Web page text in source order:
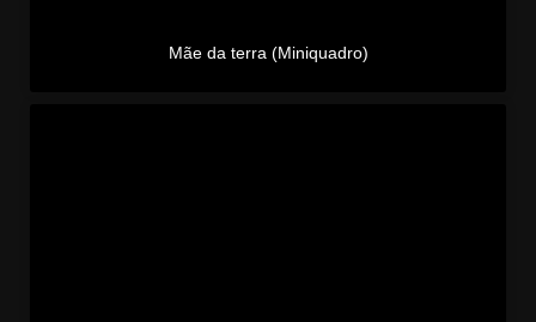
Mãe da terra (Miniquadro)